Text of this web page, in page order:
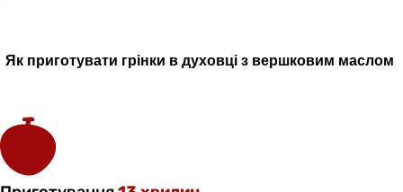
Як приготувати грінки в духовці з вершковим маслом